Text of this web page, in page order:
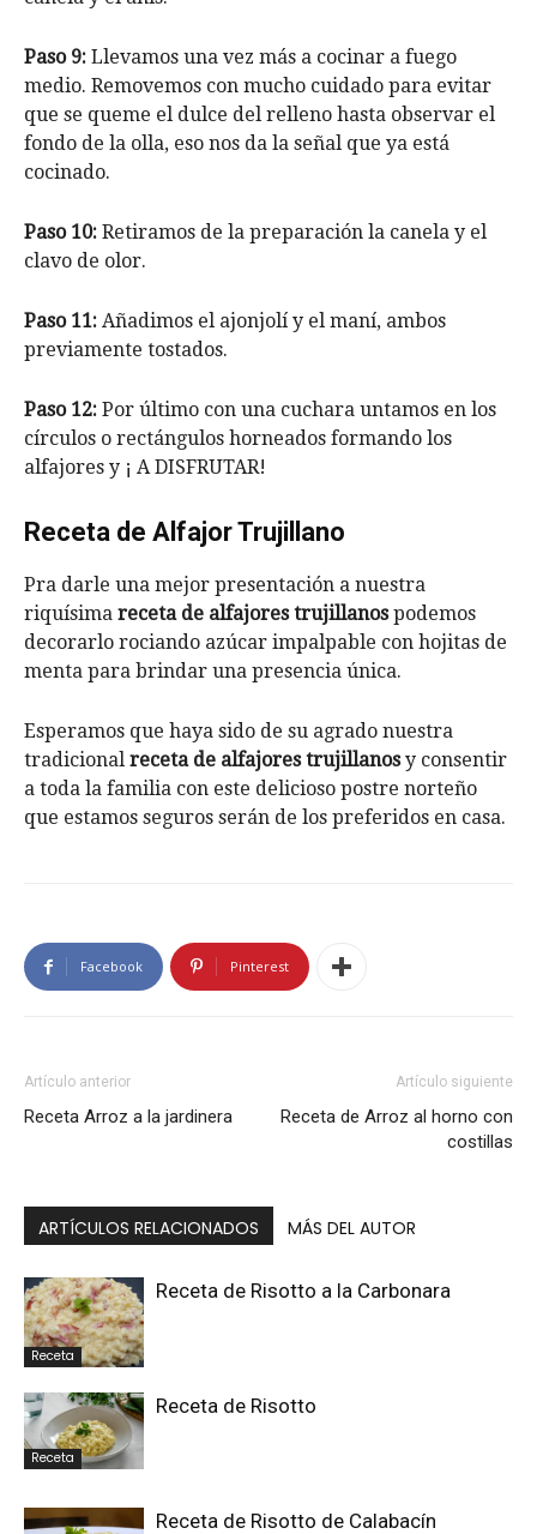
Paso 9: Llevamos una vez más a cocinar a fuego
medio. Removemos con mucho cuidado para evitar
que se queme el dulce del relleno hasta observar el
fondo de la olla, eso nos da la señal que ya está
cocinado.
Paso 10: Retiramos de la preparación la canela y el
clavo de olor.
Paso 11: Añadimos el ajonjolí y el maní, ambos
previamente tostados.
Paso 12: Por último con una cuchara untamos en los
círculos o rectángulos horneados formando los
alfajores y ¡ A DISFRUTAR!
Receta de Alfajor Trujillano
Pra darle una mejor presentación a nuestra
riquísima receta de alfajores trujillanospodemos
decorarlo rociando azúcar impalpable con hojitas de
menta para brindar una presencia única.
Esperamos que haya sido de su agrado nuestra
tradicional receta de alfajores trujillanosy consentir
a toda la familia con este delicioso postre norteño
que estamos seguros serán de los preferidos en casa.
Facebook Pinterest
Artículo anterior
Receta Arroz a la jardinera
Artículo siguiente
Receta de Arroz al horno con
costillas
ARTÍCULOS RELACIONADOS MÁS DEL AUTOR
Receta
Receta de Risotto a la Carbonara
Receta
Receta de Risotto
Receta de Risotto de Calabacín